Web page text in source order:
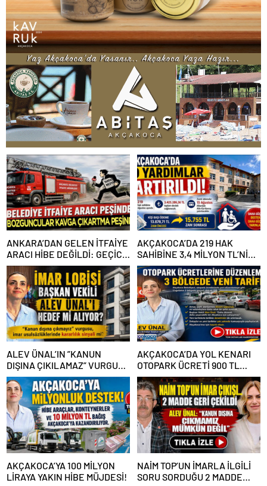
ANKARA’DAN GELEN İTFAİYE
ARACI HİBE DEĞİLDİ: GEÇİCİ
GÖREVLENDİRME SONA ERDİ
AKÇAKOCA’DA 219 HAK
SAHİBİNE 3,4 MİLYON TL’NİN
ÜZERİNDE DESTEK
ALEV ÜNAL’IN ”KANUN
DIŞINA ÇIKILAMAZ” VURGUSU
KİMLERİN CANINI SIKTI?
AKÇAKOCA’DA YOL KENARI
OTOPARK ÜCRETİ 900 TL
OLDU
AKÇAKOCA’YA 100 MİLYON
LİRAYA YAKIN HİBE MÜJDESİ!
NAİM TOP’UN İMARLA İLGİLİ
SORU SORDUĞU 2 MADDE